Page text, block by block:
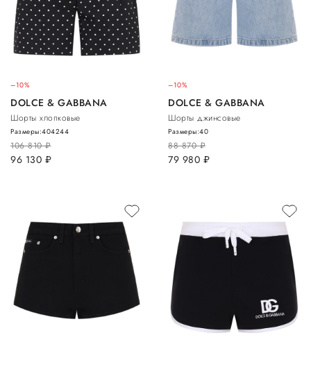
–10%
DOLCE & GABBANA
Шорты хлопковые
106 810руб.
96 130 руб.
Размеры:404244
–10%
DOLCE & GABBANA
Шорты джинсовые
88 870руб.
79 980 руб.
Размеры:40